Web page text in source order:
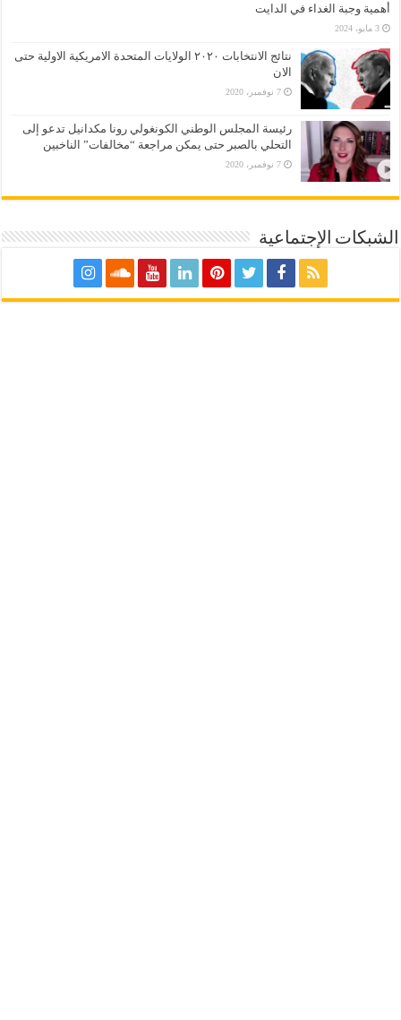
أهمية وجبة الغداء في الدايت
3 مايو، 2024
نتائج الانتخابات ٢٠٢٠ الولايات المتحدة الامريكية الاولية حتى
الان
7 نوفمبر، 2020
رئيسة المجلس الوطني الكونغولي رونا مكدانيل تدعو إلى
التحلي بالصبر حتى يمكن مراجعة “مخالفات” الناخبين
7 نوفمبر، 2020
الشبكات الإجتماعية